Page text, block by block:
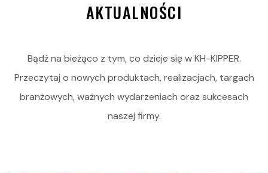
AKTUALNOŚCI
Bądź na bieżąco z tym, co dzieje się w KH-KIPPER.
Przeczytaj o nowych produktach, realizacjach, targach
branżowych, ważnych wydarzeniach oraz sukcesach
naszej firmy.